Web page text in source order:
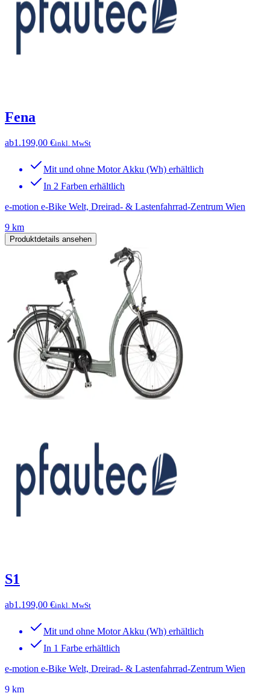
Fena
ab1.199,00 €inkl. MwSt
Mit und ohne Motor Akku (Wh) erhältlich
In 2 Farben erhältlich
e-motion e-Bike Welt, Dreirad- & Lastenfahrrad-Zentrum Wien
9 km
Produktdetails ansehen
S1
ab1.199,00 €inkl. MwSt
Mit und ohne Motor Akku (Wh) erhältlich
In 1 Farbe erhältlich
e-motion e-Bike Welt, Dreirad- & Lastenfahrrad-Zentrum Wien
9 km